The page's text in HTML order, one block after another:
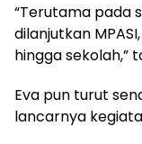
“Terutama pada
dilanjutkan
hingga sekolah,”
Eva pun turut
lancarnya